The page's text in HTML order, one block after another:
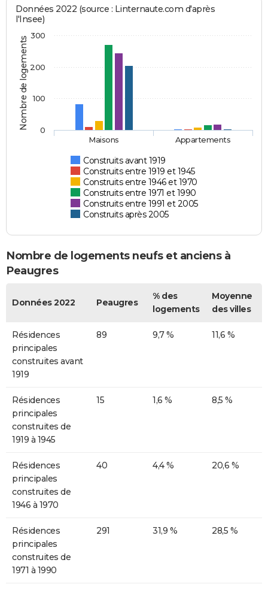
Nombre de logements
Données 2022 (source : Linternaute.com d'après
l'Insee)
Construits avant 1919
Construits entre 1919 et 1945
Construits entre 1946 et 1970
Construits entre 1971 et 1990
Construits entre 1991 et 2005
Construits après 2005
Maisons Appartements
0
100
200
300
Nombre de logements neufs et anciens à
Peaugres
Données 2022 Peaugres
% des
logements
Moyenne
des villes
Résidences
principales
construites avant
1919
89 9,7 % 11,6 %
Résidences
principales
construites de
1919 à 1945
15 1,6 % 8,5 %
Résidences
principales
construites de
1946 à 1970
40 4,4 % 20,6 %
Résidences
principales
construites de
1971 à 1990
291 31,9 % 28,5 %